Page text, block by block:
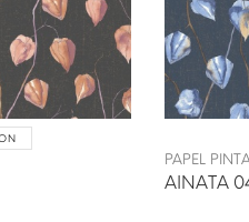
PAPEL
AINATA